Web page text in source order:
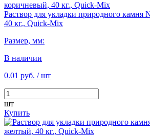
Раствор для укладки природного камня
40 кг., Quick-Mix
Размер, мм:
В наличии
0.01 руб. / шт
шт
Купить